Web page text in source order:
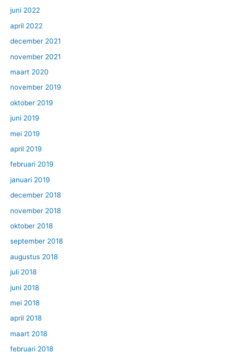
juni 2022
april 2022
december 2021
november 2021
maart 2020
november 2019
oktober 2019
juni 2019
mei 2019
april 2019
februari 2019
januari 2019
december 2018
november 2018
oktober 2018
september 2018
augustus 2018
juli 2018
juni 2018
mei 2018
april 2018
maart 2018
februari 2018